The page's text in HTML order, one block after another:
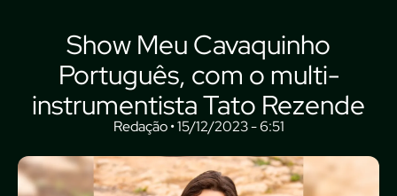
Show Meu Cavaquinho
Português, com o multi-
instrumentista Tato Rezende
Redação • 15/12/2023 - 6:51